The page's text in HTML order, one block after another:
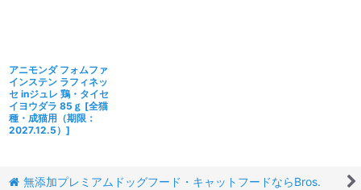
アニモンダ フォムファ
インステン ラフィネッ
セ inジュレ 鶏・タイセ
イヨウダラ 85ｇ [全猫
種・成猫用（期限：
2027.12.5） ]
無添加プレミアムドッグフード・キャットフードならBros.